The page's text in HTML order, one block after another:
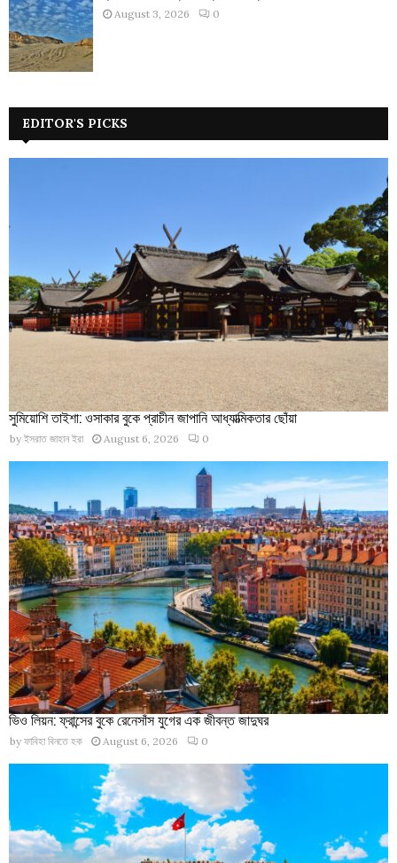
August 3, 2026 0
EDITOR'S PICKS
সুমিয়োশি তাইশা: ওসাকার বুকে প্রাচীন জাপানি আধ্যাত্মিকতার ছোঁয়া
by ইসরাত জাহান ইরা August 6, 2026 0
ভিও লিয়ন: ফ্রান্সের বুকে রেনেসাঁস যুগের এক জীবন্ত জাদুঘর
by ফাবিহা বিনতে হক August 6, 2026 0